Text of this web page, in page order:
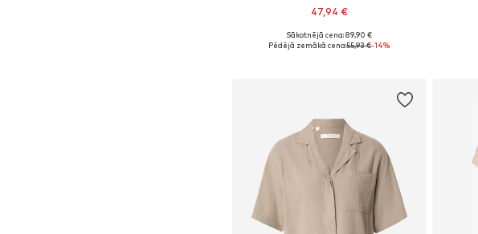
47,94 €
Pieejamie izmēri: S, M, L, XL
Sākotnējā cena: 89,90 €
Pēdējā zemākā cena:55,93 €-14%